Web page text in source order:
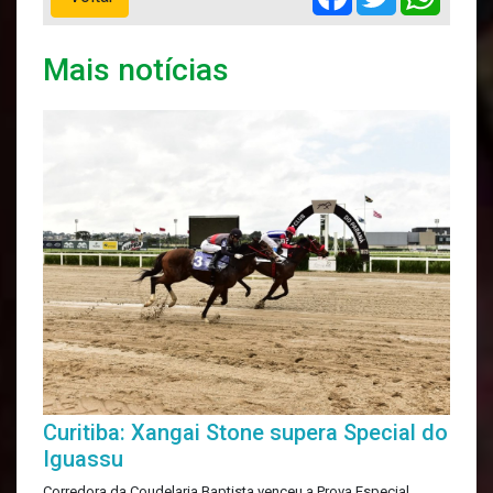
Mais notícias
Curitiba: Xangai Stone supera Special do
Iguassu